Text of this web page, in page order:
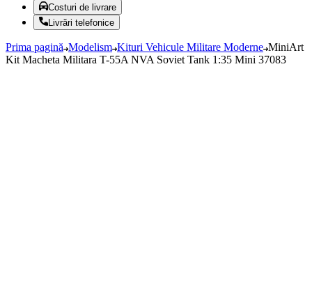
Costuri de livrare
Livrări telefonice
Prima pagină Modelism Kituri Vehicule Militare Moderne MiniArt
Kit Macheta Militara T-55A NVA Soviet Tank 1:35 Mini 37083